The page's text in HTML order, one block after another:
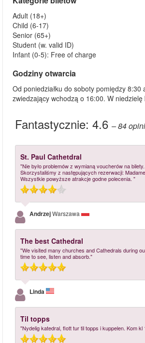
Adult (18+)
Child (6-17)
Senior (65+)
Student (w. valid ID)
Infant (0-5): Free of charge
Godziny otwarcia
Od poniedziałku do soboty pomiędzy
zwiedzający wchodzą o 16:00. W
Fantastycznie: 4.6 – 84
St. Paul Cathetdral
"Nie było problemów z wymianą voucherów na
Skorzystaliśmy z następujących rezerwacji:
Wszystkie powyższe atrakcje godne polecenia. "
AndrzejWarszawa
The best Cathedral
"We visited many churches and Cathedrals during
time to see, listen and absorb."
Linda
Til topps
"Nydelig katedral, flott tur til topps i kuppelen. Kom